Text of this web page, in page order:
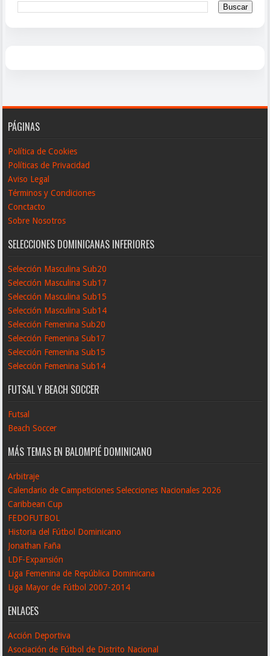
PÁGINAS
Política de Cookies
Políticas de Privacidad
Aviso Legal
Términos y Condiciones
Conctacto
Sobre Nosotros
SELECCIONES DOMINICANAS INFERIORES
Selección Masculina Sub20
Selección Masculina Sub17
Selección Masculina Sub15
Selección Masculina Sub14
Selección Femenina Sub20
Selección Femenina Sub17
Selección Femenina Sub15
Selección Femenina Sub14
FUTSAL Y BEACH SOCCER
Futsal
Beach Soccer
MÁS TEMAS EN BALOMPIÉ DOMINICANO
Arbitraje
Calendario de Campeticiones Selecciones Nacionales 2026
Caribbean Cup
FEDOFUTBOL
Historia del Fútbol Dominicano
Jonathan Faña
LDF-Expansión
Liga Femenina de República Dominicana
Liga Mayor de Fútbol 2007-2014
ENLACES
Acción Deportiva
Asociación de Fútbol de Distrito Nacional